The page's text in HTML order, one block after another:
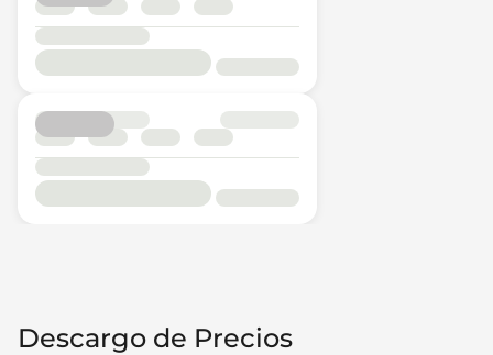
Descargo de Precios